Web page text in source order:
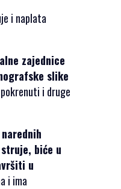
i naplata
zajednice
slike
i druge
biće u
u
i ima